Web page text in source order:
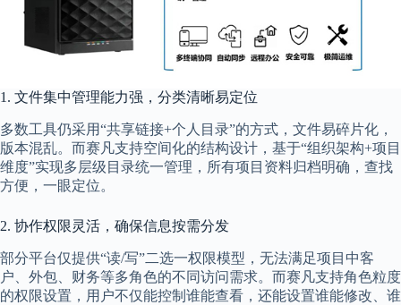
1. 文件集中管理能力强，分类清晰易定位
多数工具仍采用“共享链接+个人目录”的方式，文件易碎片化，
版本混乱。而赛凡支持空间化的结构设计，基于“组织架构+项目
维度”实现多层级目录统一管理，所有项目资料归档明确，查找
方便，一眼定位。
2. 协作权限灵活，确保信息按需分发
部分平台仅提供“读/写”二选一权限模型，无法满足项目中客
户、外包、财务等多角色的不同访问需求。而赛凡支持角色粒度
的权限设置，用户不仅能控制谁能查看，还能设置谁能修改、谁